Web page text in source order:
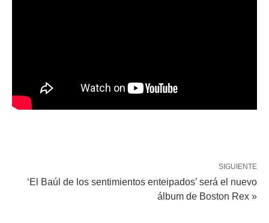
SIGUIENTE
‘El Baúl de los sentimientos enteipados’ será el nuevo
álbum de Boston Rex »